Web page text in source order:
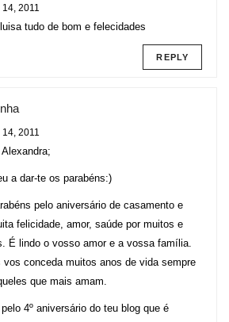
2011
tudo de bom e felecidades
REPLY
2011
a dar-te os parabéns:)
pelo aniversário de casamento e
felicidade, amor, saúde por muitos e
É lindo o vosso amor e a vossa família.
vos conceda muitos anos de vida sempre
que mais amam.
4º aniversário do teu blog que é